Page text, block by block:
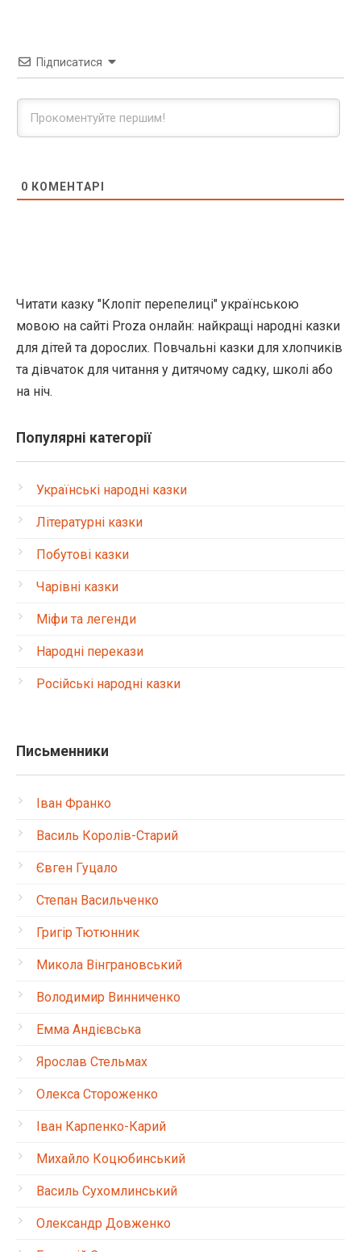
Підписатися
0 КОМЕНТАРІ
Читати казку "Клопіт перепелиці" українською
мовою на сайті Proza онлайн: найкращі народні казки
для дітей та дорослих. Повчальні казки для хлопчиків
та дівчаток для читання у дитячому садку, школі або
на ніч.
Популярні категорії
Українські народні казки
Літературні казки
Побутові казки
Чарівні казки
Міфи та легенди
Народні перекази
Російські народні казки
Письменники
Іван Франко
Василь Королів-Старий
Євген Гуцало
Степан Васильченко
Григір Тютюнник
Микола Вінграновський
Володимир Винниченко
Емма Андієвська
Ярослав Стельмах
Олекса Стороженко
Іван Карпенко-Карий
Михайло Коцюбинський
Василь Сухомлинський
Олександр Довженко